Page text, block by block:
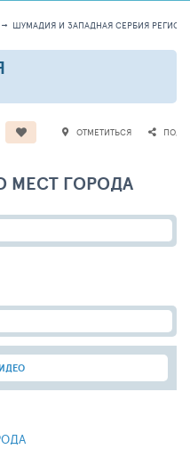
ШУМАДИЯ И ЗАПАДНАЯ СЕРБИЯ РЕГИОН
ОТМЕТИТЬСЯ
МЕСТ ГОРОДА